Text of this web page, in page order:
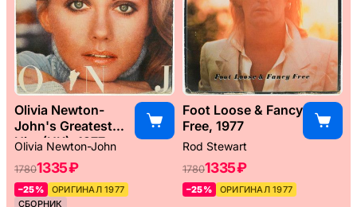
Olivia Newton-
John's Greatest
Hits (UK), 1977
Olivia Newton-John
17801335 ₽
–25%
ОРИГИНАЛ 1977
СБОРНИК
Foot Loose & Fancy
Free, 1977
Rod Stewart
17801335 ₽
–25% ОРИГИНАЛ 1977